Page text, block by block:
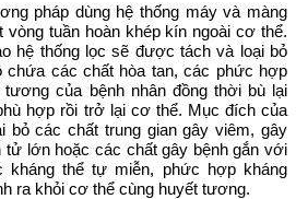
pháp dùng hệ thống máy và màng
vòng tuần hoàn khép kín ngoài cơ thể.
hệ thống lọc sẽ được tách và loại bỏ
chứa các chất hòa tan, các phức hợp
của bệnh nhân đồng thời bù lại
hợp rồi trở lại cơ thể. Mục đích của
bỏ các chất trung gian gây viêm, gây
tử lớn hoặc các chất gây bệnh gắn với
kháng thể tự miễn, phức hợp kháng
ra khỏi cơ thể cùng huyết tương.